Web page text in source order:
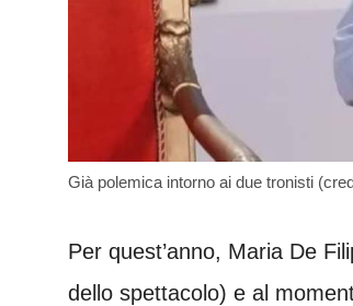
Già polemica intorno ai due tronisti
Per quest’anno, Maria De
dello spettacolo) e al